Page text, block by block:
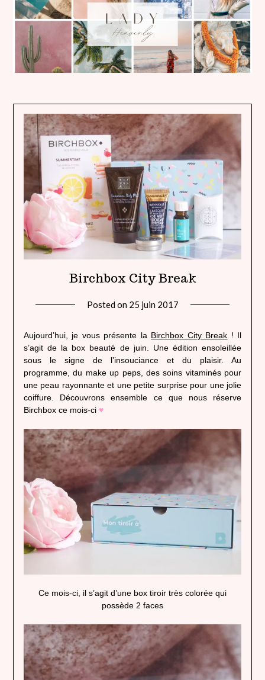
Birchbox City Break
Posted on 25 juin 2017
heavenly
Aujourd’hui, je vous présente la Birchbox City Break ! Il
s’agit de la box beauté de juin. Une édition ensoleillée
sous le signe de l’insouciance et du plaisir. Au
programme, du make up peps, des soins vitaminés pour
une peau rayonnante et une petite surprise pour une jolie
coiffure. Découvrons ensemble ce que nous réserve
Birchbox ce mois-ci ♥
Ce mois-ci, il s’agit d’une box tiroir très colorée qui
possède 2 faces